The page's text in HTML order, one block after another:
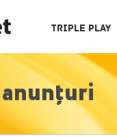
Triple Play